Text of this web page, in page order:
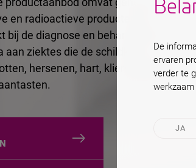
en radioactieve producten die
bij de diagnose en behandeling van
aan ziektes die de schildklier,
hersenen, hart, klieren, nieren
De
ervaren
verder te
werkzaam
JA